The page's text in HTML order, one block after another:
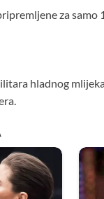
za samo
hladnog